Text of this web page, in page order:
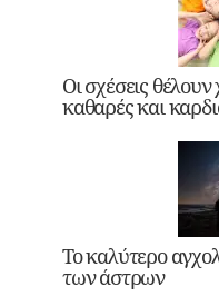
Οι σχέσεις
καθαρές και
Το καλύτερο
των άστρων